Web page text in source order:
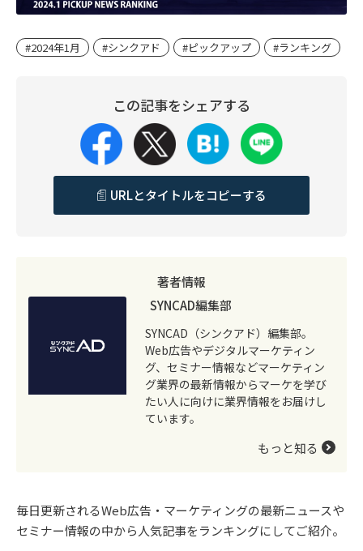
#2024年1月 #シンクアド #ピックアップ #ランキング
この記事をシェアする
URLとタイトルをコピーする
著者情報
SYNCAD編集部
SYNCAD（シンクアド）編集部。
Web広告やデジタルマーケティン
グ、セミナー情報などマーケティン
グ業界の最新情報からマーケを学び
たい人に向けに業界情報をお届けし
ています。
もっと知る
毎日更新されるWeb広告・マーケティングの最新ニュースや
セミナー情報の中から人気記事をランキングにしてご紹介。